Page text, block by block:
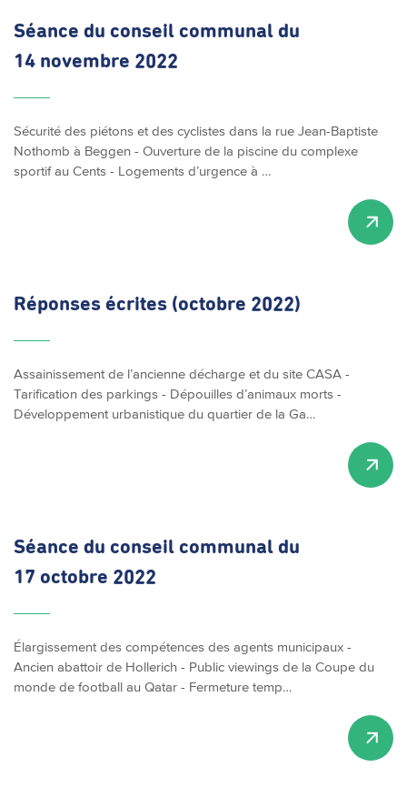
Séance du conseil communal du
14 novembre 2022
Sécurité des piétons et des cyclistes dans la rue Jean-Baptiste
Nothomb à Beggen - Ouverture de la piscine du complexe
sportif au Cents - Logements d’urgence à …
Réponses écrites (octobre 2022)
Assainissement de l’ancienne décharge et du site CASA -
Tarification des parkings - Dépouilles d’animaux morts -
Développement urbanistique du quartier de la Ga…
Séance du conseil communal du
17 octobre 2022
Élargissement des compétences des agents municipaux -
Ancien abattoir de Hollerich - Public viewings de la Coupe du
monde de football au Qatar - Fermeture temp…